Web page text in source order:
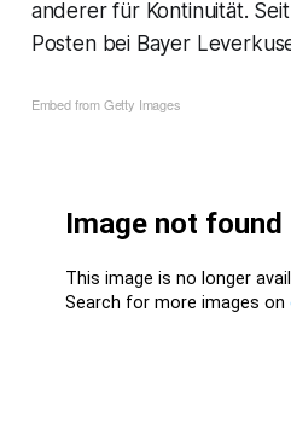
anderer für Kontinuität.
Posten bei Bayer
Embed from Getty Images